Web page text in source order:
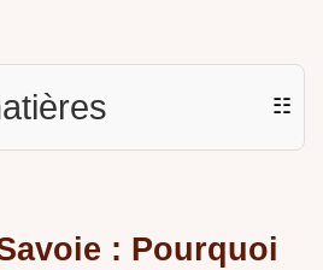
☷
: Pourquoi